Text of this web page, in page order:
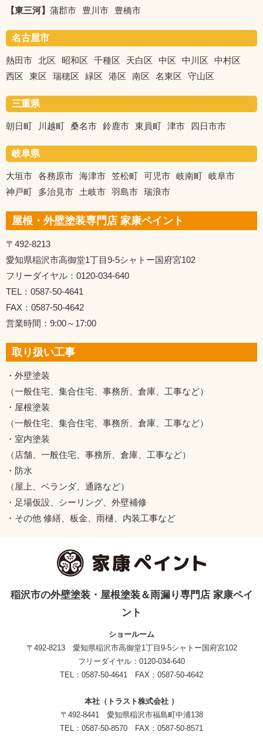
【東三河】 蒲郡市 豊川市 豊橋市
名古屋市
熱田市 北区 昭和区 千種区 天白区 中区 中川区
中村区
西区
東区 瑞穂区 緑区 港区 南区 名東区 守山区
三重県
朝日町 川越町 桑名市 鈴鹿市 東員町 津市 四日市市
岐阜県
大垣市 各務原市 海津市 笠松町 可児市 岐南町 岐阜市
神戸町
多治見市 土岐市 羽島市 瑞浪市
屋根・外壁塗装専門店 家康ペイント
〒492-8213
愛知県稲沢市高御堂1丁目9-5シャトー国府宮102
フリーダイヤル：0120-034-640
TEL：0587-50-4641
FAX：0587-50-4642
営業時間：9:00～17:00
取り扱い工事
・外壁塗装
（一般住宅、集合住宅、事務所、倉庫、工事など）
・屋根塗装
（一般住宅、集合住宅、事務所、倉庫、工事など）
・室内塗装
（店舗、一般住宅、事務所、倉庫、工事など）
・防水
（屋上、ベランダ、通路など）
・足場仮設、シーリング、外壁補修
・その他 修繕、板金、雨樋、内装工事など
稲沢市の外壁塗装・屋根塗装＆雨漏り専門店 家康ペイ
ント
ショールーム
〒492-8213 愛知県稲沢市高御堂1丁目9-5シャトー国府宮102
フリーダイヤル：0120-034-640
TEL：0587-50-4641 FAX：0587-50-4642
本社（トラスト株式会社 ）
〒492-8441 愛知県稲沢市福島町中浦138
TEL：0587-50-8570 FAX：0587-50-8571